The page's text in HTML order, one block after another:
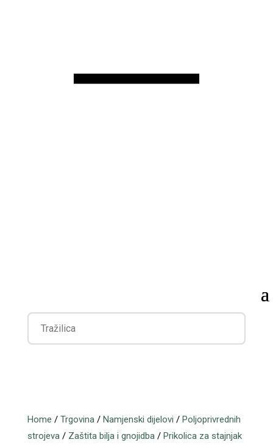
Home / Trgovina/ Namjenski dijelovi / Poljoprivrednih
strojeva/ Zaštita bilja i gnojidba/ Prikolica za stajnjak